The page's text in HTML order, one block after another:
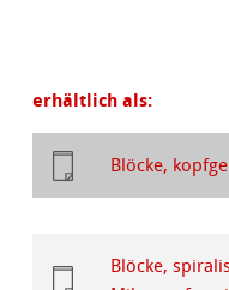
erhältlich als:
Blöcke,
Blöcke,